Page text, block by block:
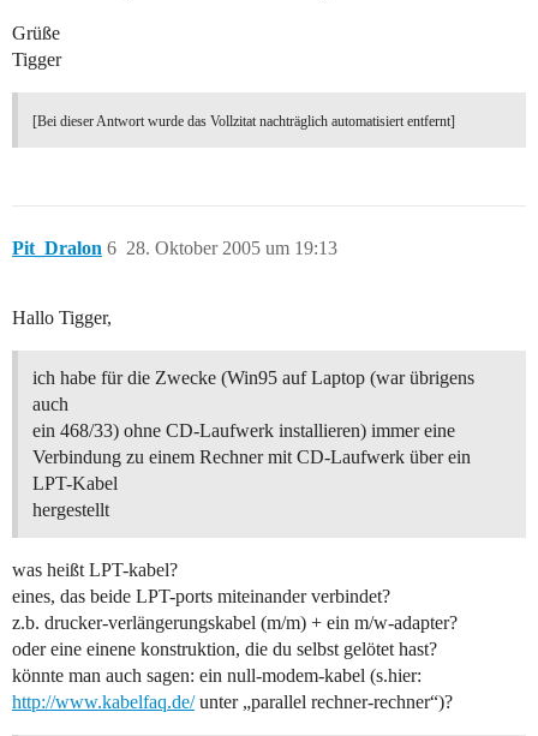
Grüße
Tigger
[Bei dieser Antwort wurde das Vollzitat nachträglich automatisiert entfernt]
Pit_Dralon 28. Oktober 2005 um 19:13
6
Hallo Tigger,
ich habe für die Zwecke (Win95 auf Laptop (war übrigens
auch
ein 468/33) ohne CD-Laufwerk installieren) immer eine
Verbindung zu einem Rechner mit CD-Laufwerk über ein
LPT-Kabel
hergestellt
was heißt LPT-kabel?
eines, das beide LPT-ports miteinander verbindet?
z.b. drucker-verlängerungskabel (m/m) + ein m/w-adapter?
oder eine einene konstruktion, die du selbst gelötet hast?
könnte man auch sagen: ein null-modem-kabel (s.hier:
http://www.kabelfaq.de/unter „parallel rechner-rechner“)?